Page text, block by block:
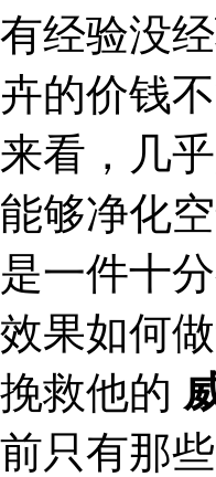
有经验没
卉的价钱
来看，几
能够净化
是一件十
效果如何
挽救他的
前只有那